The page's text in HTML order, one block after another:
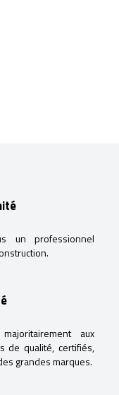
un professionnel
aux
de qualité, certifiés,
grandes marques.